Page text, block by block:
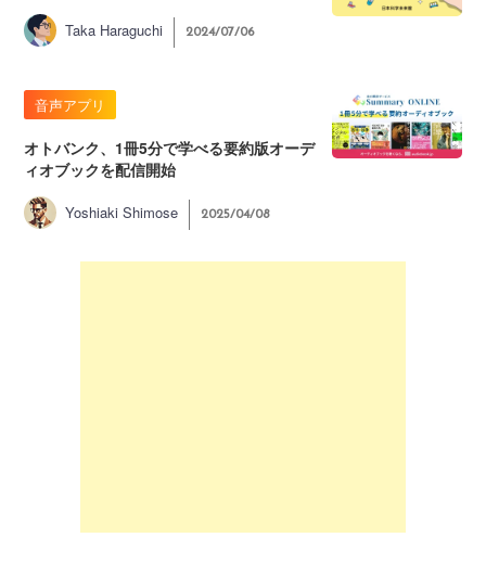
Taka Haraguchi 2024/07/06
音声アプリ
オトバンク、1冊5分で学べる要約版オーデ
ィオブックを配信開始
Yoshiaki Shimose 2025/04/08